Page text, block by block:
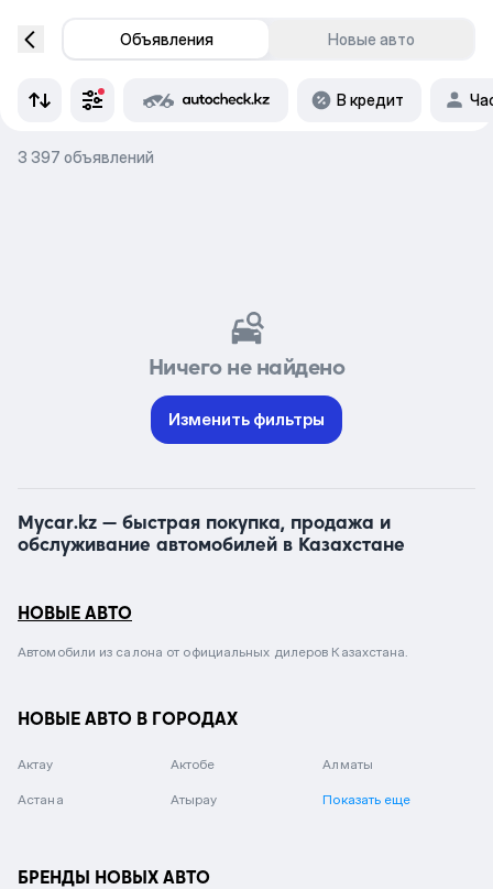
Объявления Новые авто
В кредит
3 397 объявлений
Ничего не найдено
Изменить фильтры
Mycar.kz — быстрая покупка, продажа и
обслуживание автомобилей в Казахстане
НОВЫЕ АВТО
Автомобили из салона от официальных дилеров Казахстана.
НОВЫЕ АВТО В ГОРОДАХ
Актау Актобе Алматы
Астана Атырау Показать еще
БРЕНДЫ НОВЫХ АВТО